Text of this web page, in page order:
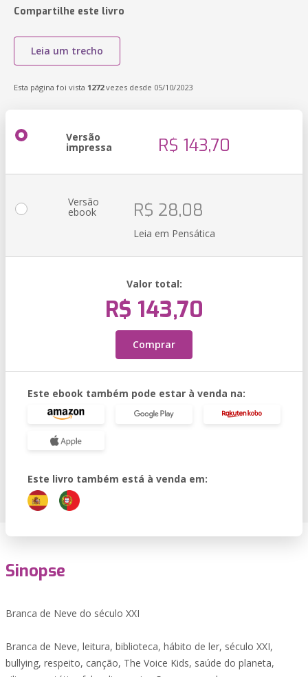
Compartilhe este livro
Leia um trecho
Esta página foi vista 1272vezes desde 05/10/2023
Versão
impressa R$ 143,70
Versão
ebook R$ 28,08
Leia em Pensática
Valor total:
R$ 143,70
Comprar
Este ebook também pode estar à venda na:
Este livro também está à venda em:
Sinopse
Branca de Neve do século XXI
Branca de Neve, leitura, biblioteca, hábito de ler, século XXI,
bullying, respeito, canção, The Voice Kids, saúde do planeta,